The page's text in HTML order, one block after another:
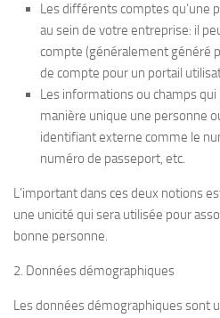
Les différents comptes qu’une
au sein de votre entreprise: il
compte (généralement généré
de compte pour un portail
Les informations ou champs
manière unique une personne
identifiant externe comme le
numéro de passeport, etc.
L’important dans ces deux notions
une unicité qui sera utilisée pour
bonne personne.
2. Données démographiques
Les données démographiques sont